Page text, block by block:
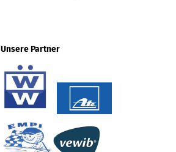
Unsere Partner